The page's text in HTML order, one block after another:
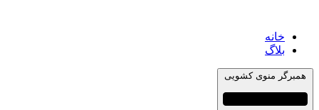
خانه
بلاگ
همبرگر منوی کشویی